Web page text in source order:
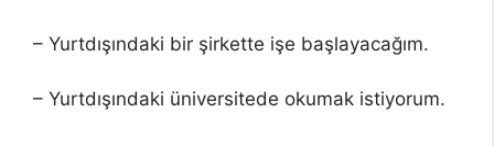
– Yurtdışındaki bir şirkette işe başlayacağım.
– Yurtdışındaki üniversitede okumak istiyorum.